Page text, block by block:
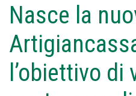
Nasce la
l’obiettivo di